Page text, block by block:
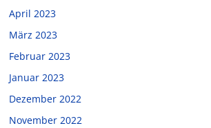
April 2023
März 2023
Februar 2023
Januar 2023
Dezember 2022
November 2022